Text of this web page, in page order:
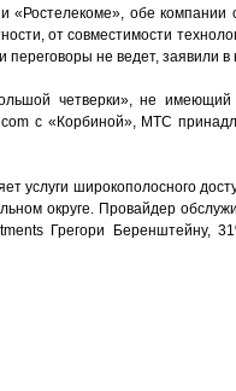
«Ростелекоме», обе
от совместимости
переговоры не ведет, заявили в
четверки», не
с «Корбиной», МТС
услуги широкополосного
округе. Провайдер
Грегори Беренштейну,